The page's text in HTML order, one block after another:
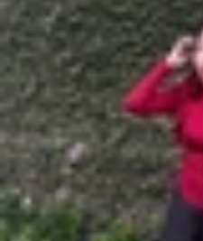
Top máy tính
âm thanh tốt nhất
Anh Thư
Ngày đăng:
11/02/2026
Cập nhật: 05/08/2026
Theo dõi XTMobile trên